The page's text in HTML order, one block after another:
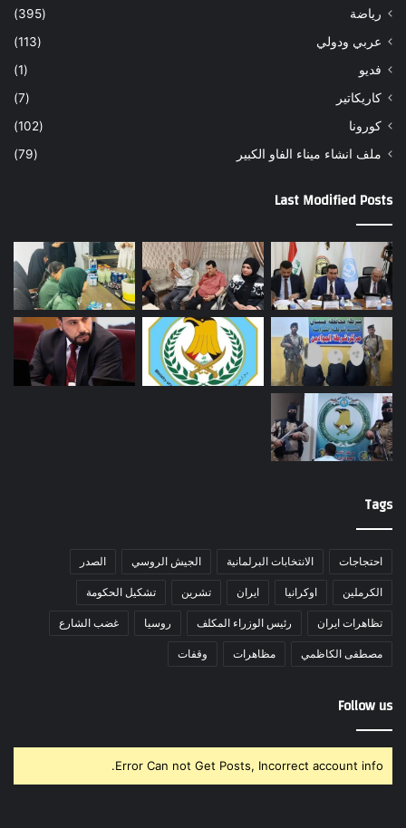
رياضة
(395)
عربي ودولي
(113)
فديو
(1)
كاريكاتير
(7)
كورونا
(102)
ملف انشاء ميناء الفاو الكبير
(79)
Last Modified Posts
Tags
احتجاجات الانتخابات البرلمانية الجيش الروسي الصدر
الكرملين اوكرانيا ايران تشرين تشكيل الحكومة
تظاهرات ايران رئيس الوزراء المكلف روسيا غضب الشارع
مصطفى الكاظمي مظاهرات وقفات
Follow us
Error Can not Get Posts, Incorrect account info.